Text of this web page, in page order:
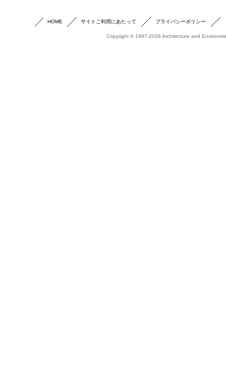
HOME サイトご利用にあたって プライバシーポリシー
Copyright © 1997-2026 Architecture and